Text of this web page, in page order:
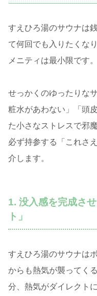
すえひろ湯のサウナは
て何回でも入りたくな
メニティは最小限です。
せっかくのゆったりな
粧水があわない」「頭
た小さなストレスで邪
必ず持参する「これさ
介します。
1. 没入感を完成さ
ト」
すえひろ湯のサウナは
からも熱気が襲ってく
分、熱気がダイレクト